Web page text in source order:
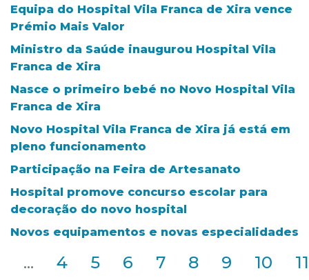
Equipa do Hospital Vila Franca de Xira vence
Prémio Mais Valor
Ministro da Saúde inaugurou Hospital Vila
Franca de Xira
Nasce o primeiro bebé no Novo Hospital Vila
Franca de Xira
Novo Hospital Vila Franca de Xira já está em
pleno funcionamento
Participação na Feira de Artesanato
Hospital promove concurso escolar para
decoração do novo hospital
Novos equipamentos e novas especialidades
... 4 5 6 7 8 9 10 11